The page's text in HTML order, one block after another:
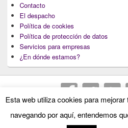
Contacto
El despacho
Política de cookies
Política de protección de datos
Servicios para empresas
¿En dónde estamos?
Reservados.
Esta web utiliza cookies para
navegando por aquí, entendemos